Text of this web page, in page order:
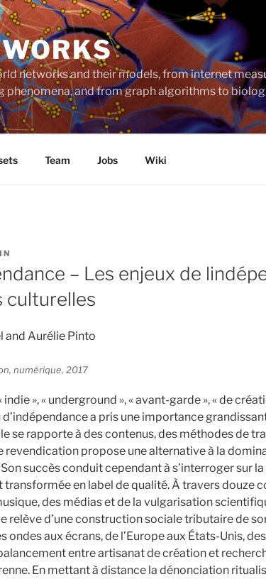
networks and their models, from internet
phenomena, and from graph algorithms to
Team Jobs Wiki
– Les enjeux de
culturelles
and Aurélie Pinto
numérique, 2017
indie », « underground », « avant-garde », « de
a pris une importance
se rapporte à des contenus, des méthodes de
propose une alternative à la
succès conduit cependant à s’interroger sur
transformée en label de qualité. À travers douze
des médias et de la vulgarisation
relève d’une construction sociale tributaire de
aux écrans, de l’Europe aux États-Unis,
entre artisanat de création et
En mettant à distance la dénonciation